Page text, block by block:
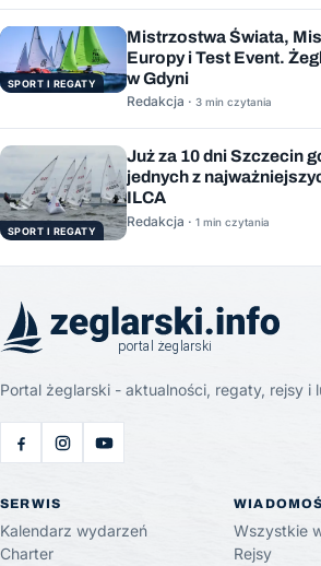
SPORT I REGATY
Mistrzostwa Świata,
Europy i Test Event.
w Gdyni
Redakcja · 3 min czytania
SPORT I REGATY
Już za 10 dni Szczecin
jednych z
ILCA
Redakcja · 1 min czytania
Portal żeglarski - aktualności, regaty, rejsy i
SERWIS
Kalendarz wydarzeń
Charter
Wszystkie
Rejsy